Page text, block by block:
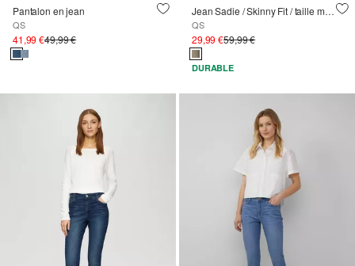
Pantalon en jean
QS
41,99 €49,99 €
Jean Sadie / Skinny Fit / taille mi-haute / Skinny Leg / Super stretch
QS
29,99 €59,99 €
DURABLE